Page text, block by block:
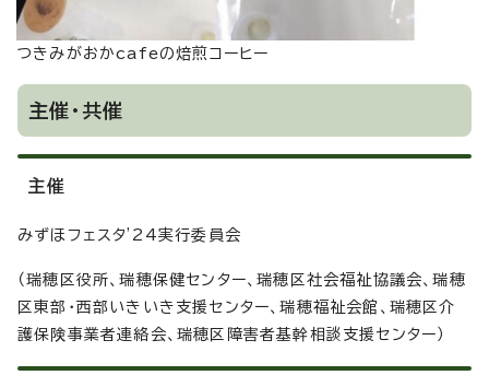
つきみがおかcafeの焙煎コーヒー
主催・共催
主催
みずほフェスタ'24実行委員会
（瑞穂区役所、瑞穂保健センター、瑞穂区社会福祉協議会、瑞穂
区東部・西部いきいき支援センター、瑞穂福祉会館、瑞穂区介
護保険事業者連絡会、瑞穂区障害者基幹相談支援センター）